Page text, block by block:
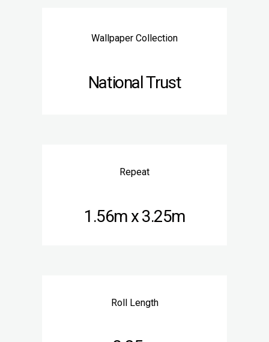
Wallpaper Collection
National Trust
Repeat
1.56m x 3.25m
Roll Length